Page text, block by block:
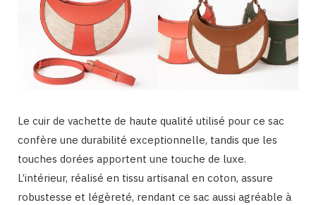
Le cuir de vachette de haute qualité utilisé pour ce sac
confère une durabilité exceptionnelle, tandis que les
touches dorées apportent une touche de luxe.
L’intérieur, réalisé en tissu artisanal en coton, assure
robustesse et légèreté, rendant ce sac aussi agréable à